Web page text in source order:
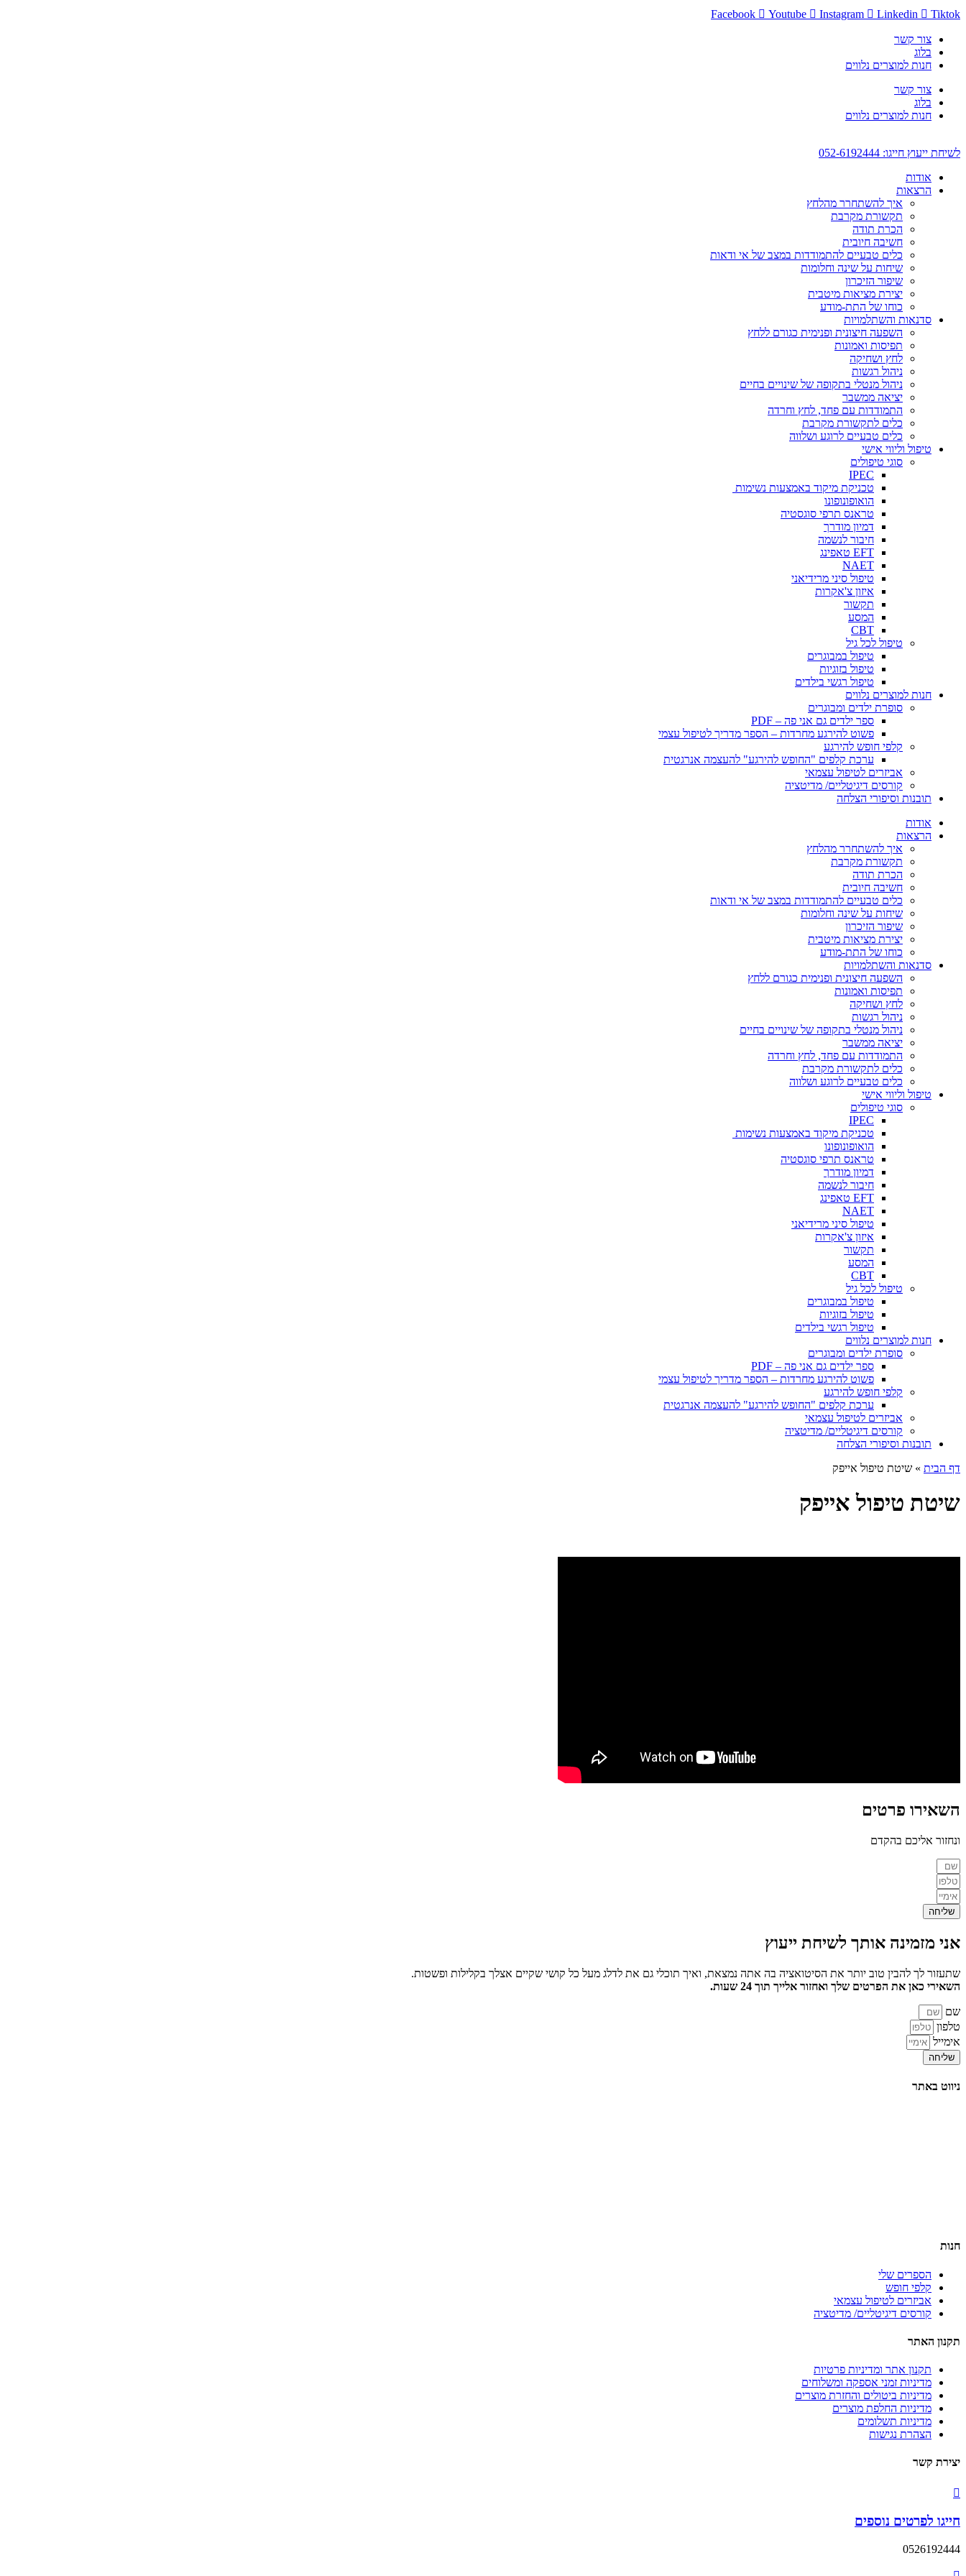
דלג
Facebook Youtube Instagram Linkedin Tiktok
צור קשר
בלוג
חנות למוצרים נלווים
צור קשר
בלוג
חנות למוצרים נלווים
לשיחת ייעוץ חייגו: 052-6192444
אודות
הרצאות
איך להשתחרר מהלחץ
תקשורת מקרבת
הכרת תודה
חשיבה חיובית
כלים טבעיים להתמודדות במצב של אי ודאות
שיחות על שינה וחלומות
שיפור הזיכרון
יצירת מציאות מיטבית
כוחו של התת-מודע
סדנאות והשתלמויות
השפעה חיצונית ופנימית כגורם ללחץ
תפיסות ואמונות
לחץ ושחיקה
ניהול רגשות
ניהול מנטלי בתקופה של שינויים בחיים
יציאה ממשבר
התמודדות עם פחד, לחץ וחרדה
כלים לתקשורת מקרבת
כלים טבעיים לרוגע ושלווה
טיפול וליווי אישי
סוגי טיפולים
IPEC
טכניקת מיקוד באמצעות נשימות
הואופונופונו
טראנס תרפי סוגסטיה
דמיון מודרך
חיבור לנשמה
EFT טאפינג
NAET
טיפול סיני מרידיאני
איזון צ'אקרות
תקשור
המסע
CBT
טיפול לכל גיל
טיפול במבוגרים
טיפול בזוגיות
טיפול רגשי בילדים
חנות למוצרים נלווים
סופרת ילדים ומבוגרים
ספר ילדים גם אני פה – PDF
פשוט להירגע מחרדות – הספר מדריך לטיפול עצמי
קלפי חופש להירגע
ערכת קלפים "החופש להירגע" להעצמה אנרגטית
אביזרים לטיפול עצמאי
קורסים דיגיטליים/ מדיטציה
תובנות וסיפורי הצלחה
אודות
הרצאות
איך להשתחרר מהלחץ
תקשורת מקרבת
הכרת תודה
חשיבה חיובית
כלים טבעיים להתמודדות במצב של אי ודאות
שיחות על שינה וחלומות
שיפור הזיכרון
יצירת מציאות מיטבית
כוחו של התת-מודע
סדנאות והשתלמויות
השפעה חיצונית ופנימית כגורם ללחץ
תפיסות ואמונות
לחץ ושחיקה
ניהול רגשות
ניהול מנטלי בתקופה של שינויים בחיים
יציאה ממשבר
התמודדות עם פחד, לחץ וחרדה
כלים לתקשורת מקרבת
כלים טבעיים לרוגע ושלווה
טיפול וליווי אישי
סוגי טיפולים
IPEC
טכניקת מיקוד באמצעות נשימות
הואופונופונו
טראנס תרפי סוגסטיה
דמיון מודרך
חיבור לנשמה
EFT טאפינג
NAET
טיפול סיני מרידיאני
איזון צ'אקרות
תקשור
המסע
CBT
טיפול לכל גיל
טיפול במבוגרים
טיפול בזוגיות
טיפול רגשי בילדים
חנות למוצרים נלווים
סופרת ילדים ומבוגרים
ספר ילדים גם אני פה – PDF
פשוט להירגע מחרדות – הספר מדריך לטיפול עצמי
קלפי חופש להירגע
ערכת קלפים "החופש להירגע" להעצמה אנרגטית
אביזרים לטיפול עצמאי
קורסים דיגיטליים/ מדיטציה
תובנות וסיפורי הצלחה
דף הבית » שיטת טיפול אייפק
שיטת טיפול אייפק
השאירו פרטים
ונחזור אליכם בהקדם
שליחה
אני מזמינה אותך לשיחת ייעוץ
שתעזור לך להבין טוב יותר את הסיטואציה בה אתה נמצאת, ואיך תוכלי גם את לדלג מעל כל קושי שקיים אצלך בקלילות ופשטות.
השאירי כאן את הפרטים שלך ואחזור אלייך תוך 24 שעות.
שם
טלפון
אימייל
שליחה
ניווט באתר
חנות
הספרים שלי
קלפי חופש
אביזרים לטיפול עצמאי
קורסים דיגיטליים/ מדיטציה
תקנון האתר
תקנון אתר ומדיניות פרטיות
מדיניות זמני אספקה ומשלוחים
מדיניות ביטולים והחזרת מוצרים
מדיניות החלפת מוצרים
מדיניות תשלומים
הצהרת נגישות
יצירת קשר
חייגו לפרטים נוספים
0526192444